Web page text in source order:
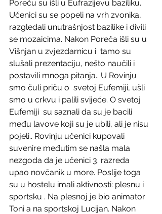
Poreču su išli u Eufrazijevu baziliku.
Učenici su se popeli na vrh zvonika,
razgledali unutrašnjost bazilike i divili
se mozaicima. Nakon Poreča išli su u
Višnjan u zvjezdarnicu i  tamo su
slušali prezentaciju, nešto naučili i
postavili mnoga pitanja.. U Rovinju
smo čuli priču o  svetoj Eufemiji, ušli
smo u crkvu i palili svijeće. O svetoj
Eufemiji  su saznali da su je bacili
među lavove koji su je ubili, ali je nisu
pojeli.. Rovinju učenici kupovali
suvenire međutim se našla mala
nezgoda da je učenici 3. razreda
upao novčanik u more. Poslije toga
su u hostelu imali aktivnosti: plesnu i
sportsku . Na plesnoj je bio animator
Toni a na sportskoj Lucijan. Nakon